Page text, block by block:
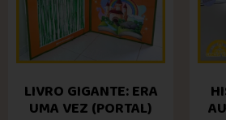
LIVRO GIGANTE: ERA
UMA VEZ (PORTAL)